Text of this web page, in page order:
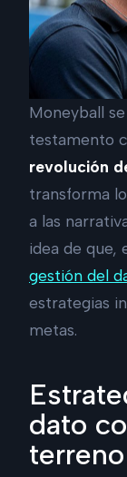
Moneyball
testamento
revolución
transforma
a las
idea de que,
gestión del
estrategias
metas.
dato